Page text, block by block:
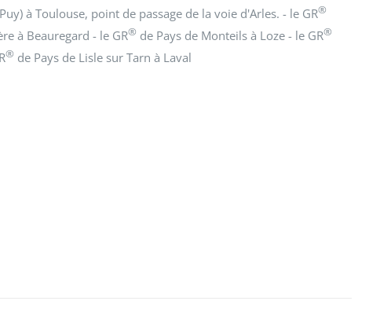
à Toulouse, point de passage de la voie d'Arles. - le GR®
à Beauregard - le GR® de Pays de Monteils à Loze - le GR®
® de Pays de Lisle sur Tarn à Laval